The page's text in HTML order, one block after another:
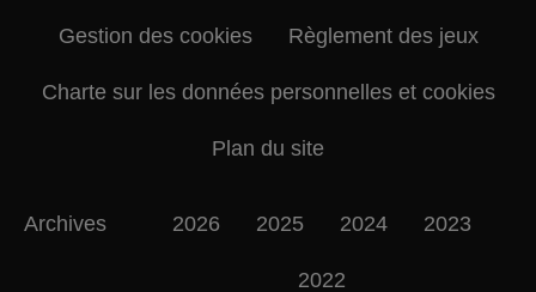
Gestion des cookies Règlement des jeux
Charte sur les données personnelles et cookies
Plan du site
Archives 2026 2025 2024 2023
2022